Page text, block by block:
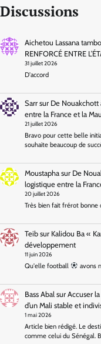
Discussions
Aichetou Lassana
RENFORCÉ ENTRE
31 juillet 2026
D'accord
Sarrsur De Nouakchott
entre la France et la
21 juillet 2026
Bravo pour cette belle
souhaite beaucoup de
Moustaphasur De
logistique entre la
20 juillet 2026
Très bien fait frérot bonne
Teibsur Kalidou Ba «
développement
11 juin 2026
Qu'elle football avons
Bass Abal sur Accuser
d’un Mali stable et
1 mai 2026
Article bien rédigé. Le
comme celui du Sénégal.